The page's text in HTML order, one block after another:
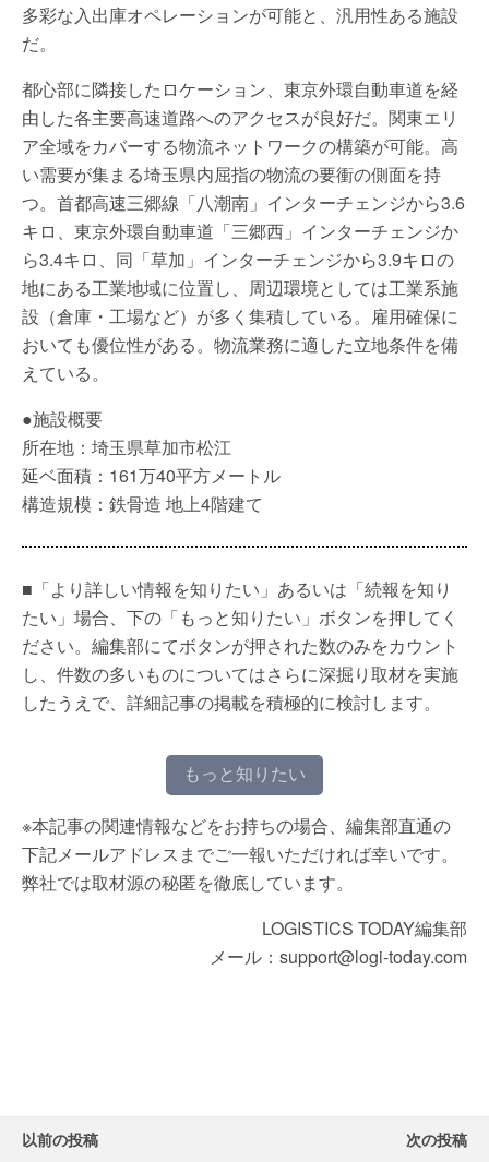
多彩な入出庫オペレーションが可能と、汎用性ある施設
だ。
都心部に隣接したロケーション、東京外環自動車道を経
由した各主要高速道路へのアクセスが良好だ。関東エリ
ア全域をカバーする物流ネットワークの構築が可能。高
い需要が集まる埼玉県内屈指の物流の要衝の側面を持
つ。首都高速三郷線「八潮南」インターチェンジから3.6
キロ、東京外環自動車道「三郷西」インターチェンジか
ら3.4キロ、同「草加」インターチェンジから3.9キロの
地にある工業地域に位置し、周辺環境としては工業系施
設（倉庫・工場など）が多く集積している。雇用確保に
おいても優位性がある。物流業務に適した立地条件を備
えている。
●施設概要
所在地：埼玉県草加市松江
延ベ面積：161万40平方メートル
構造規模：鉄骨造 地上4階建て
■「より詳しい情報を知りたい」あるいは「続報を知り
たい」場合、下の「もっと知りたい」ボタンを押してく
ださい。編集部にてボタンが押された数のみをカウント
し、件数の多いものについてはさらに深掘り取材を実施
したうえで、詳細記事の掲載を積極的に検討します。
もっと知りたい
※本記事の関連情報などをお持ちの場合、編集部直通の
下記メールアドレスまでご一報いただければ幸いです。
弊社では取材源の秘匿を徹底しています。
LOGISTICS TODAY編集部
メール：support@logi-today.com
以前の投稿 次の投稿